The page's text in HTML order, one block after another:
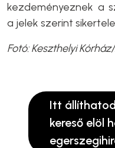
kezdeményeznek a
a jelek szerint
Fotó: Keszthelyi
Itt
kereső elöl